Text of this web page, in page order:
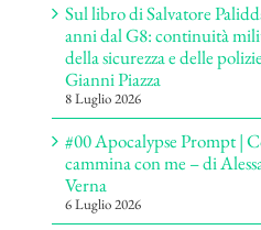
Sul libro di Salvatore
anni dal G8: continuità
della sicurezza e delle
Gianni Piazza
8 Luglio 2026
#00 Apocalypse Prompt |
cammina con me – di
Verna
6 Luglio 2026